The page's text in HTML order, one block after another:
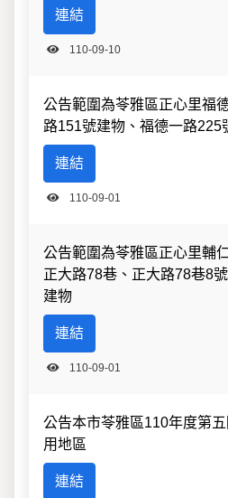
連結
110-09-10
公告範圍為苓雅區正心里福
路151號建物、福德一路225
連結
110-09-01
公告範圍為苓雅區正心里輔
正大路78巷、正大路78巷8
建物
連結
110-09-01
公告本市苓雅區110年度第
用地區
連結